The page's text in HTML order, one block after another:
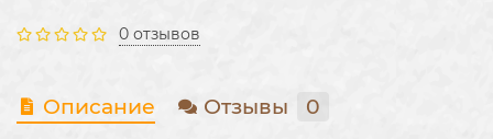
0 отзывов
Описание Отзывы 0